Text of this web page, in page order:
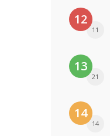
12
11
13
21
14
14